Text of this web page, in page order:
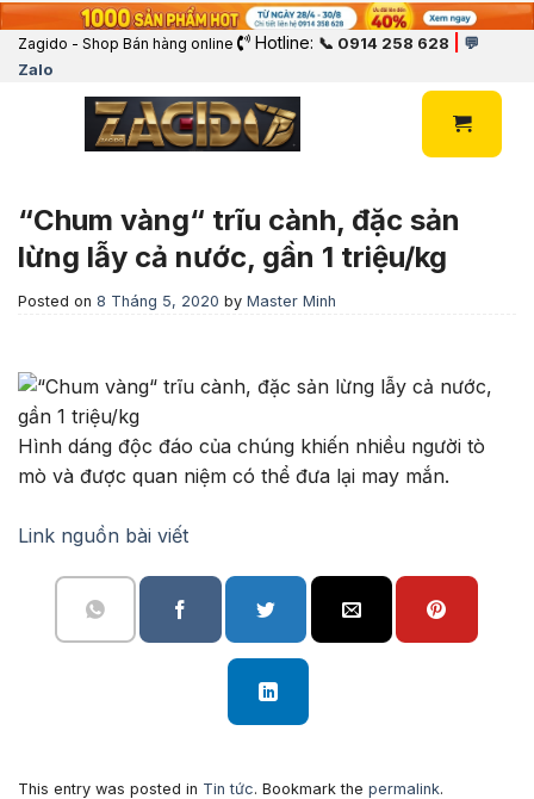
Zagido - Shop Bán hàng online Hotline: 📞 0914 258 628
💬
Zalo
“Chum vàng“ trĩu cành, đặc sản
lừng lẫy cả nước, gần 1 triệu/kg
Posted on 8 Tháng 5, 2020 by Master Minh
Hình dáng độc đáo của chúng khiến nhiều người tò
mò và được quan niệm có thể đưa lại may mắn.
Link nguồn bài viết
This entry was posted in Tin tức. Bookmark the permalink.